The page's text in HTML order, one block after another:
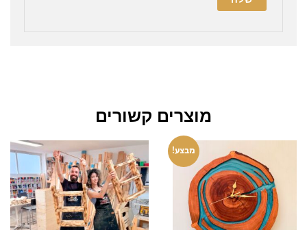
מוצרים קשורים
מבצע! המחיר
המקורי
היה:
₪900.00.
המחיר
הנוכחי
הוא:
₪800.00.